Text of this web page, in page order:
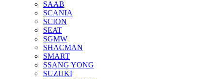
SAAB
SCANIA
SCION
SEAT
SGMW
SHACMAN
SMART
SSANG YONG
SUZUKI